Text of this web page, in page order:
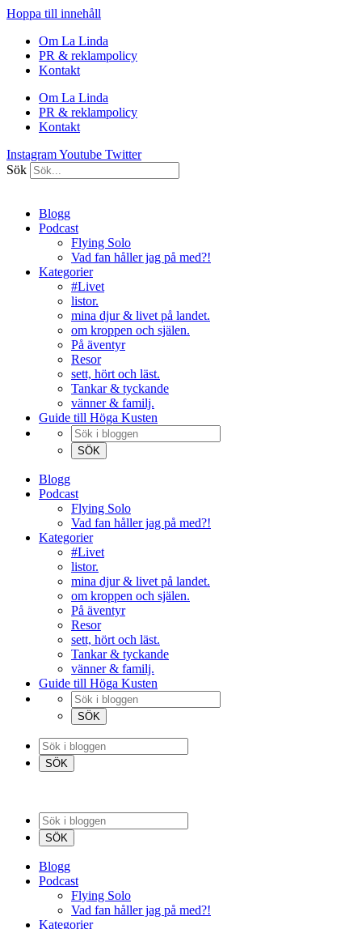
Hoppa till innehåll
Om La Linda
PR & reklampolicy
Kontakt
Om La Linda
PR & reklampolicy
Kontakt
InstagramYoutube Twitter
Sök
Blogg
Podcast
Flying Solo
Vad fan håller jag på med?!
Kategorier
#Livet
listor.
mina djur & livet på landet.
om kroppen och själen.
På äventyr
Resor
sett, hört och läst.
Tankar & tyckande
vänner & familj.
Guide till Höga Kusten
Blogg
Podcast
Flying Solo
Vad fan håller jag på med?!
Kategorier
#Livet
listor.
mina djur & livet på landet.
om kroppen och själen.
På äventyr
Resor
sett, hört och läst.
Tankar & tyckande
vänner & familj.
Guide till Höga Kusten
Blogg
Podcast
Flying Solo
Vad fan håller jag på med?!
Kategorier